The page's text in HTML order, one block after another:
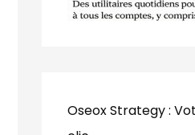
Oseox Strategy :